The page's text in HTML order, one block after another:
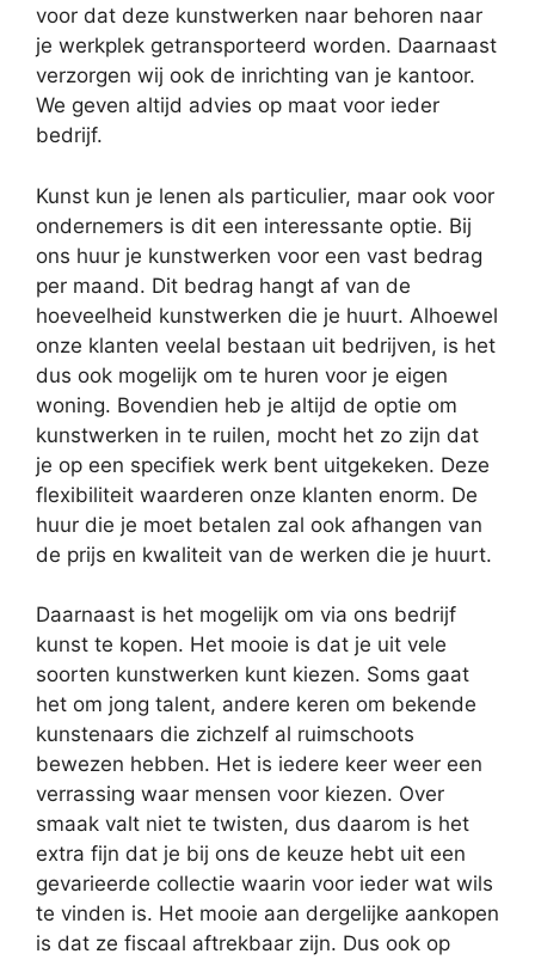
voor dat deze kunstwerken naar behoren naar
je werkplek getransporteerd worden. Daarnaast
verzorgen wij ook de inrichting van je kantoor.
We geven altijd advies op maat voor ieder
bedrijf.
Kunst kun je lenen als particulier, maar ook voor
ondernemers is dit een interessante optie. Bij
ons huur je kunstwerken voor een vast bedrag
per maand. Dit bedrag hangt af van de
hoeveelheid kunstwerken die je huurt. Alhoewel
onze klanten veelal bestaan uit bedrijven, is het
dus ook mogelijk om te huren voor je eigen
woning. Bovendien heb je altijd de optie om
kunstwerken in te ruilen, mocht het zo zijn dat
je op een specifiek werk bent uitgekeken. Deze
flexibiliteit waarderen onze klanten enorm. De
huur die je moet betalen zal ook afhangen van
de prijs en kwaliteit van de werken die je huurt.
Daarnaast is het mogelijk om via ons bedrijf
kunst te kopen. Het mooie is dat je uit vele
soorten kunstwerken kunt kiezen. Soms gaat
het om jong talent, andere keren om bekende
kunstenaars die zichzelf al ruimschoots
bewezen hebben. Het is iedere keer weer een
verrassing waar mensen voor kiezen. Over
smaak valt niet te twisten, dus daarom is het
extra fijn dat je bij ons de keuze hebt uit een
gevarieerde collectie waarin voor ieder wat wils
te vinden is. Het mooie aan dergelijke aankopen
is dat ze fiscaal aftrekbaar zijn. Dus ook op